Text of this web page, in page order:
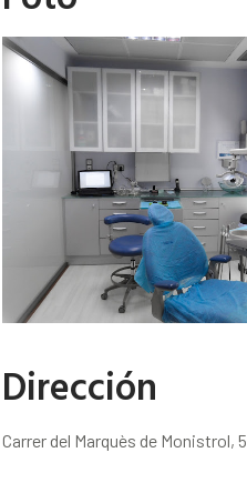
Dirección
Carrer del Marquès de Monistrol,